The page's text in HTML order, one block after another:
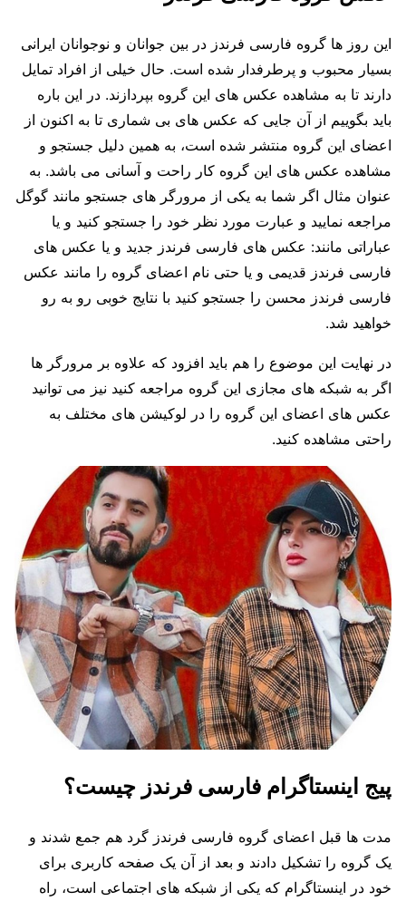
این روز ها گروه فارسی فرندز در بین جوانان و نوجوانان ایرانی
بسیار محبوب و پرطرفدار شده است. حال خیلی از افراد تمایل
دارند تا به مشاهده عکس های این گروه بپردازند. در این باره
باید بگوییم از آن جایی که عکس های بی شماری تا به اکنون از
اعضای این گروه منتشر شده است، به همین دلیل جستجو و
مشاهده عکس های این گروه کار راحت و آسانی می باشد. به
عنوان مثال اگر شما به یکی از مرورگر های جستجو مانند گوگل
مراجعه نمایید و عبارت مورد نظر خود را جستجو کنید و یا
عباراتی مانند: عکس های فارسی فرندز جدید و یا عکس های
فارسی فرندز قدیمی و یا حتی نام اعضای گروه را مانند عکس
فارسی فرندز محسن را جستجو کنید با نتایج خوبی رو به رو
خواهید شد.
در نهایت این موضوع را هم باید افزود که علاوه بر مرورگر ها
اگر به شبکه های مجازی این گروه مراجعه کنید نیز می‌ توانید
عکس‌ های اعضای این گروه را در لوکیشن های مختلف به
راحتی مشاهده کنید.
پیج اینستاگرام فارسی فرندز چیست؟
مدت ها قبل اعضای گروه فارسی فرندز گرد هم جمع شدند و
یک گروه را تشکیل دادند و بعد از آن یک صفحه کاربری برای
خود در اینستاگرام که یکی از شبکه های اجتماعی است، راه